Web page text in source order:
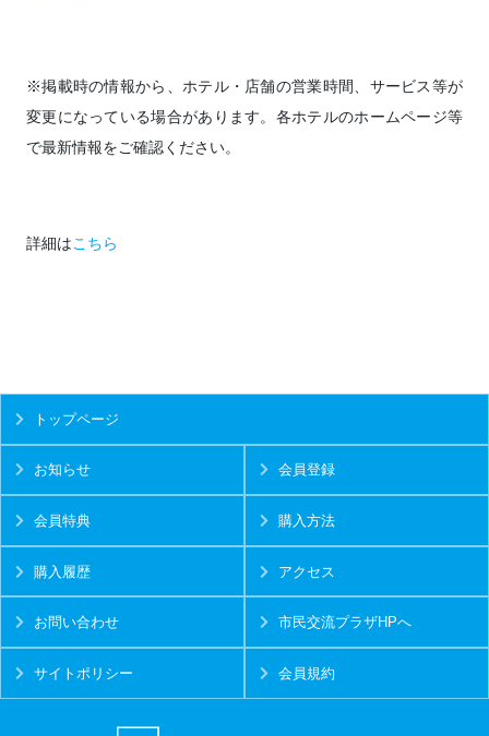
※掲載時の情報から、ホテル・店舗の営業時間、サービス等が
変更になっている場合があります。各ホテルのホームページ等
で最新情報をご確認ください。
詳細はこちら
トップページ
お知らせ 会員登録
会員特典 購入方法
購入履歴 アクセス
お問い合わせ 市民交流プラザHPへ
サイトポリシー 会員規約